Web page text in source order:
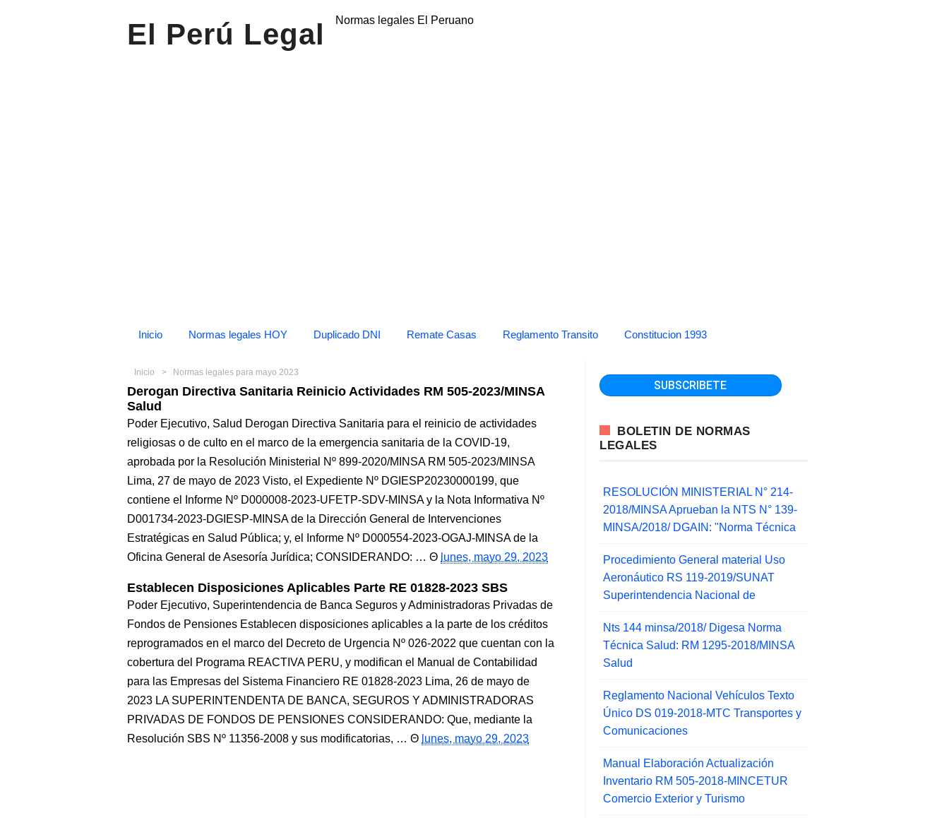
El Perú Legal Normas legales El Peruano
Inicio Normas legales HOY Duplicado DNI Remate Casas Reglamento Transito Constitucion 1993
Inicio Normas legales para mayo 2023
Derogan Directiva Sanitaria Reinicio Actividades RM 505-2023/MINSA
Salud
Poder Ejecutivo, Salud Derogan Directiva Sanitaria para el reinicio de actividades
religiosas o de culto en el marco de la emergencia sanitaria de la COVID-19,
aprobada por la Resolución Ministerial Nº 899-2020/MINSA RM 505-2023/MINSA
Lima, 27 de mayo de 2023 Visto, el Expediente Nº DGIESP20230000199, que
contiene el Informe Nº D000008-2023-UFETP-SDV-MINSA y la Nota Informativa Nº
D001734-2023-DGIESP-MINSA de la Dirección General de Intervenciones
Estratégicas en Salud Pública; y, el Informe Nº D000554-2023-OGAJ-MINSA de la
Oficina General de Asesoría Jurídica; CONSIDERANDO: …
lunes, mayo 29, 2023
Establecen Disposiciones Aplicables Parte RE 01828-2023 SBS
Poder Ejecutivo, Superintendencia de Banca Seguros y Administradoras Privadas de
Fondos de Pensiones Establecen disposiciones aplicables a la parte de los créditos
reprogramados en el marco del Decreto de Urgencia Nº 026-2022 que cuentan con la
cobertura del Programa REACTIVA PERU, y modifican el Manual de Contabilidad
para las Empresas del Sistema Financiero RE 01828-2023 Lima, 26 de mayo de
2023 LA SUPERINTENDENTA DE BANCA, SEGUROS Y ADMINISTRADORAS
PRIVADAS DE FONDOS DE PENSIONES CONSIDERANDO: Que, mediante la
Resolución SBS Nº 11356-2008 y sus modificatorias, …
lunes, mayo 29, 2023
BOLETIN DE NORMAS
LEGALES
RESOLUCIÓN MINISTERIAL N° 214-
2018/MINSA Aprueban la NTS N° 139-
MINSA/2018/ DGAIN: "Norma Técnica
Procedimiento General material Uso
Aeronáutico RS 119-2019/SUNAT
Superintendencia Nacional de
Nts 144 minsa/2018/ Digesa Norma
Técnica Salud: RM 1295-2018/MINSA
Salud
Reglamento Nacional Vehículos Texto
Único DS 019-2018-MTC Transportes y
Comunicaciones
Manual Elaboración Actualización
Inventario RM 505-2018-MINCETUR
Comercio Exterior y Turismo